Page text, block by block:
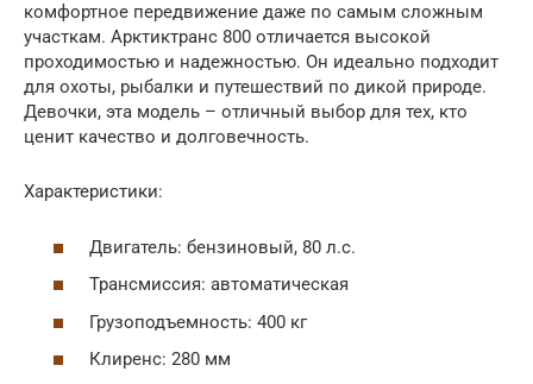
комфортное передвижение даже по самым сложным
участкам. Арктиктранс 800 отличается высокой
проходимостью и надежностью. Он идеально подходит
для охоты, рыбалки и путешествий по дикой природе.
Девочки, эта модель – отличный выбор для тех, кто
ценит качество и долговечность.
Характеристики:
Двигатель: бензиновый, 80 л.с.
Трансмиссия: автоматическая
Грузоподъемность: 400 кг
Клиренс: 280 мм